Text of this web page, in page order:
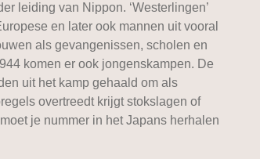
leiding van Nippon. ‘Westerlingen’
en later ook mannen uit vooral
als gevangenissen, scholen en
komen er ook jongenskampen. De
uit het kamp gehaald om als
overtreedt krijgt stokslagen of
je nummer in het Japans herhalen